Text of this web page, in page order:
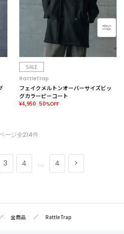
SALE
RattleTrap
フェイクメルトンオーバーサイズビッ
グカラーピーコート
¥4,950 50%OFF
ージ全214件
3 4 ... 4
全商品 RattleTrap